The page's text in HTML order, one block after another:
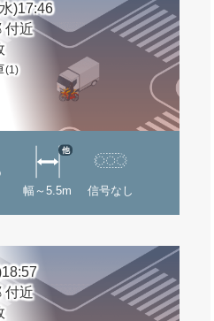
)17:46
付近
(1)
幅～5.5m
他
信号なし
付近